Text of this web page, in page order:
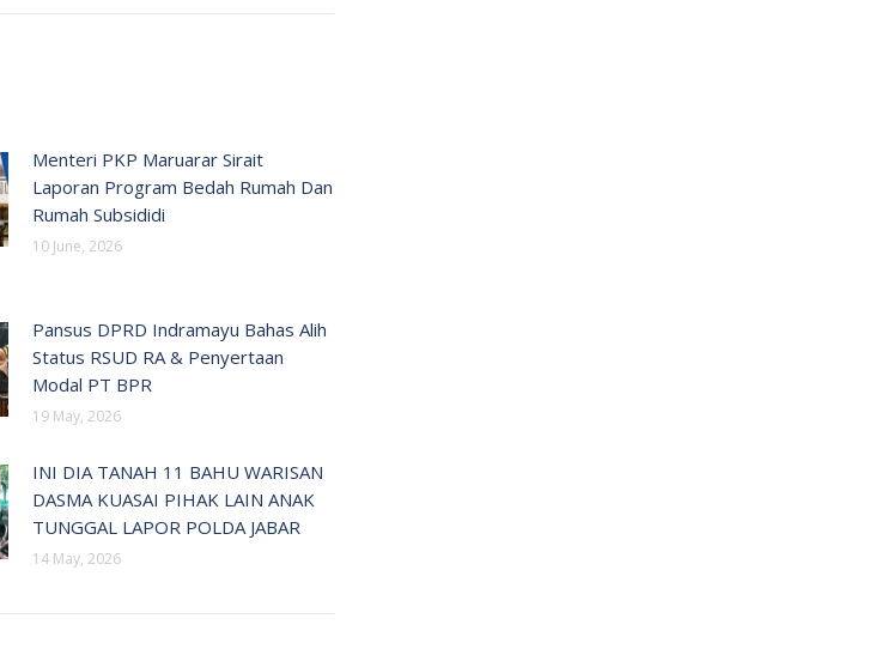
Menteri PKP Maruarar Sirait
Laporan Program Bedah Rumah Dan
Rumah Subsididi
10 June, 2026
Pansus DPRD Indramayu Bahas Alih
Status RSUD RA & Penyertaan
Modal PT BPR
19 May, 2026
INI DIA TANAH 11 BAHU WARISAN
DASMA KUASAI PIHAK LAIN ANAK
TUNGGAL LAPOR POLDA JABAR
14 May, 2026